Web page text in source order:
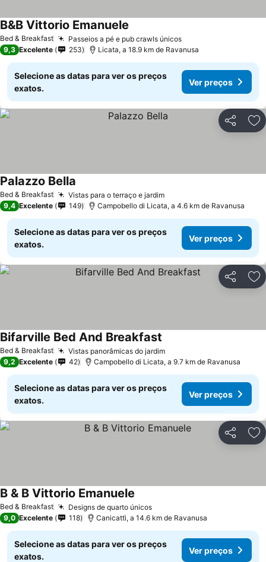
Bed & Breakfast Passeios a pé e pub crawls únicos
B&B Vittorio Emanuele
9,3 Excelente 253 Licata, a 18.9 km de Ravanusa
Selecione as datas para ver os preços
exatos.
Ver preços
Partilhar
Bed & Breakfast Vistas para o terraço e jardim
Palazzo Bella
9,4 Excelente 149 Campobello di Licata, a 4.6 km de Ravanusa
Selecione as datas para ver os preços
exatos.
Ver preços
Partilhar
Bed & Breakfast Vistas panorâmicas do jardim
Bifarville Bed And Breakfast
9,2 Excelente 42 Campobello di Licata, a 9.7 km de Ravanusa
Selecione as datas para ver os preços
exatos.
Ver preços
Partilhar
Bed & Breakfast Designs de quarto únicos
B & B Vittorio Emanuele
9,0 Excelente 118 Canicattì, a 14.6 km de Ravanusa
Selecione as datas para ver os preços
exatos.
Ver preços